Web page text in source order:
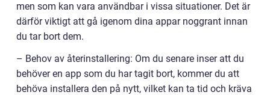
men som kan vara användbar i vissa situationer. Det är
därför viktigt att gå igenom dina appar noggrant innan
du tar bort dem.
– Behov av återinstallering: Om du senare inser att du
behöver en app som du har tagit bort, kommer du att
behöva installera den på nytt, vilket kan ta tid och kräva